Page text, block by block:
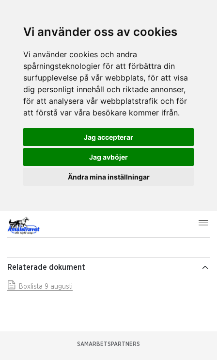
Vi använder oss av cookies
Vi använder cookies och andra
spårningsteknologier för att förbättra din
surfupplevelse på vår webbplats, för att visa
dig personligt innehåll och riktade annonser,
för att analysera vår webbplatstrafik och för
att förstå var våra besökare kommer ifrån.
Jag accepterar
Jag avböjer
Ändra mina inställningar
Relaterade dokument
Boxlista 9 augusti
SAMARBETSPARTNERS